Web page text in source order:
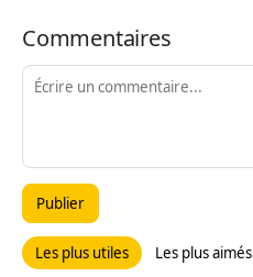
Commentaires
Publier
Les plus utiles Les plus aimés